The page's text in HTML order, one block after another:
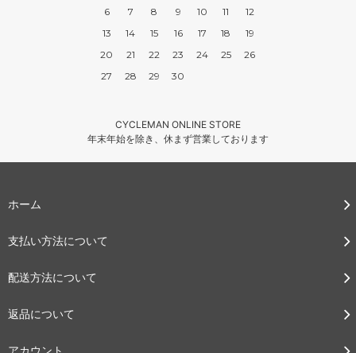
6
7 8 9 10 11
12
13
14 15 16 17 18
19
20
21 22 23 24 25
26
27
28 29 30
CYCLEMAN ONLINE STORE
年末年始を除き、休まず営業しております
ホーム
支払い方法について
配送方法について
返品について
アカウント